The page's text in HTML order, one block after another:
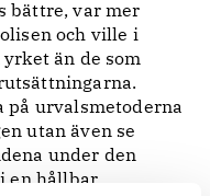
bättre, var mer
och ville i
än de som
på urvalsmetoderna
utan även se
under den
en hållbar